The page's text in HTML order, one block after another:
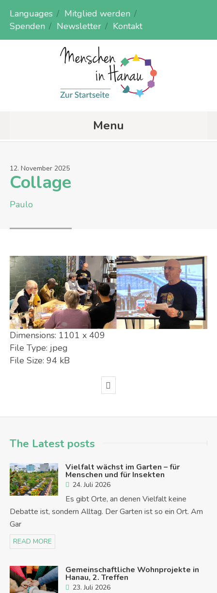
Languages
Mitglied werden
Spenden
Newsletter Kontakt
Menu
12. November 2025
Collage
Paulo
Dimensions: 1101 x 409
File Type: jpeg
File Size: 94 kB
The Latest posts
Vielfalt wächst im Garten – für
Menschen und für Insekten
24. Juli 2026
Es gibt Orte, an denen Vielfalt keine
Debatte ist, sondern Alltag. Der Garten ist so ein Ort. Am
Gar
READ MORE
Gemeinschaftliche Wohnprojekte in
Hanau, 2. Treffen
23. Juli 2026